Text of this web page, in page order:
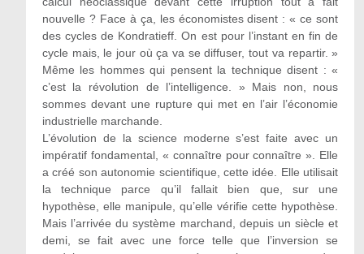
nouvelle ? Face à ça, les économistes disent : « ce sont
des cycles de Kondratieff. On est pour l’instant en fin de
cycle mais, le jour où ça va se diffuser, tout va repartir. »
Même les hommes qui pensent la technique disent : «
c’est la révolution de l’intelligence. » Mais non, nous
sommes devant une rupture qui met en l’air l’économie
industrielle marchande.
L’évolution de la science moderne s’est faite avec un
impératif fondamental, « connaître pour connaître ». Elle
a créé son autonomie scientifique, cette idée. Elle utilisait
la technique parce qu’il fallait bien que, sur une
hypothèse, elle manipule, qu’elle vérifie cette hypothèse.
Mais l’arrivée du système marchand, depuis un siècle et
demi, se fait avec une force telle que l’inversion se